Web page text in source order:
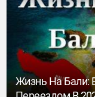
Жизнь На Бали: